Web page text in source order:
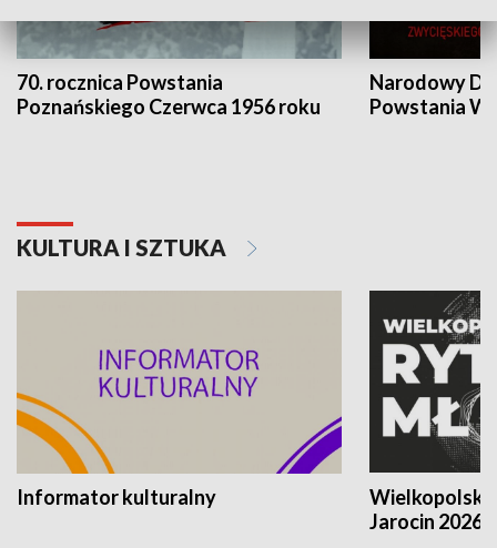
70. rocznica Powstania
Poznańskiego Czerwca 1956 roku
Narodowy
Powstania
KULTURA I SZTUKA
Informator kulturalny
Jarocin 2026